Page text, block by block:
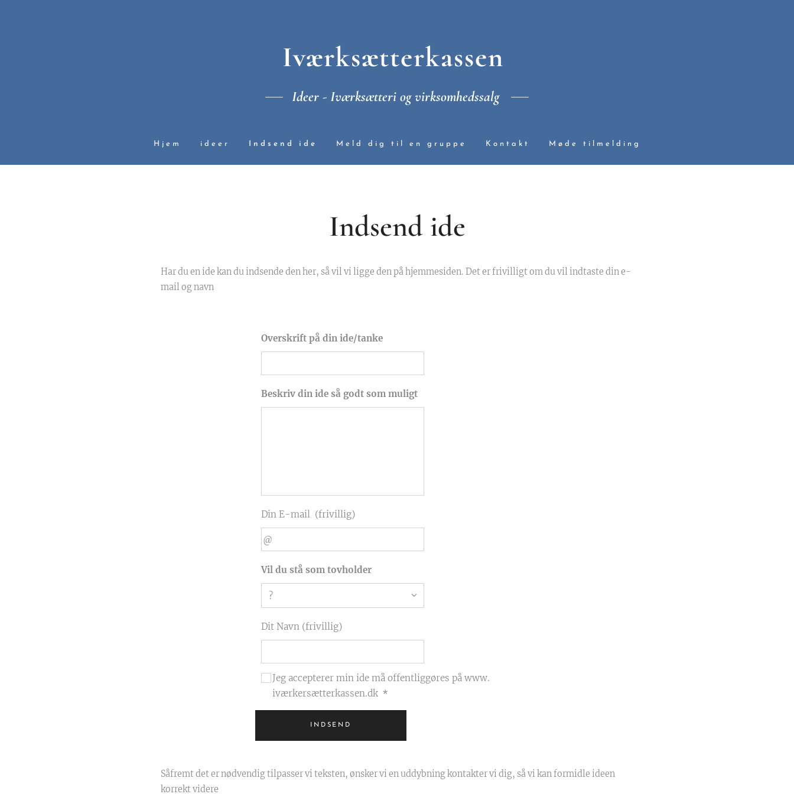
Iværksætterkassen
Ideer - Iværksætteri og virksomhedssalg
Hjem ideer Indsend ide Meld dig til en gruppe Kontakt Møde tilmelding
Indsend ide
Har du en ide kan du indsende den her, så vil vi ligge den på hjemmesiden. Det er frivilligt om du vil indtaste din e-
mail og navn
Overskrift på din ide/tanke
Beskriv din ide så godt som muligt
Din E-mail (frivillig)
Vil du stå som tovholder
Dit Navn (frivillig)
Jeg accepterer min ide må offentliggøres på www.
iværkersætterkassen.dk
INDSEND
Såfremt det er nødvendig tilpasser vi teksten, ønsker vi en uddybning kontakter vi dig, så vi kan formidle ideen
korrekt videre